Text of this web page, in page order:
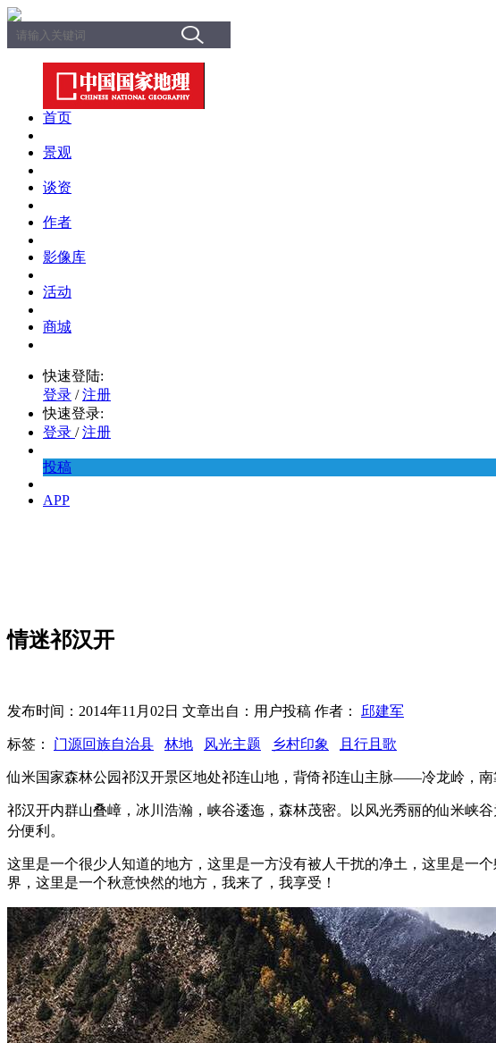
首页
景观
谈资
作者
影像库
活动
商城
快速登陆:
登录 / 注册
快速登录:
登录 / 注册
投稿
APP
情迷祁汉开
发布时间：2014年11月02日 文章出自：用户投稿 作者： 邱建军
标签： 门源回族自治县 林地 风光主题 乡村印象 且行且歌
仙米国家森林公园祁汉开景区地处祁连山地，背倚祁连山主脉——冷龙岭，
祁汉开内群山叠嶂，冰川浩瀚，峡谷逶迤，森林茂密。以风光秀丽的仙米峡
分便利。
这里是一个很少人知道的地方，这里是一方没有被人干扰的净土，这里是一
界，这里是一个秋意怏然的地方，我来了，我享受！